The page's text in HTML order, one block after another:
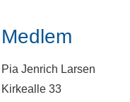
Medlem
Pia Jenrich Larsen
Kirkealle 33